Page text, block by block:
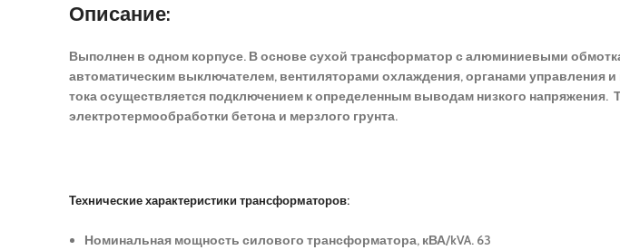
Описание:
Выполнен в одном корпусе. В основе сухой трансформатор с алюминиевыми
автоматическим выключателем, вентиляторами охлаждения, органами
тока осуществляется подключением к определенным выводам низкого напряжения.
электротермообработки бетона и мерзлого грунта.
Технические характеристики трансформаторов:
Номинальная мощность силового трансформатора, кВА/kVA. 63